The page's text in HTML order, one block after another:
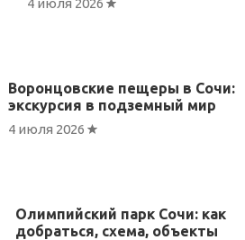
4 июля 2026
Воронцовские пещеры в Сочи:
экскурсия в подземный мир
4 июля 2026
Олимпийский парк Сочи: как
добраться, схема, объекты